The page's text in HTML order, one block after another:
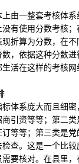
一整套考核体系
有使用分数考核
折算为分数，在
，依据这种分数
活在这样的考核网
系庞大而且细密
引资等等；第二
等等；第三类是
查。这是一个比
要核对。在县里